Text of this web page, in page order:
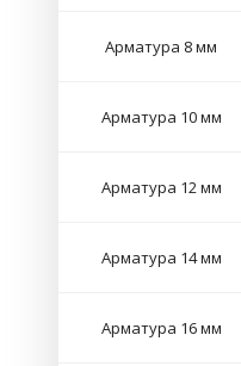
Арматура 8 мм
Арматура 10 мм
Арматура 12 мм
Арматура 14 мм
Арматура 16 мм